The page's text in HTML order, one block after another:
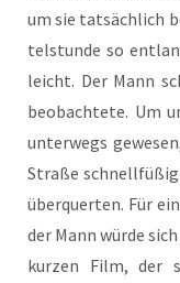
um sie tat­säch­lich
tel­stun­de so
leicht. Der Mann
beob­ach­te­te. Um
unter­wegs
Stra­ße schnell­fü­ßig
über­quer­ten. Für
der Mann wür­de
kur­zen Film, der